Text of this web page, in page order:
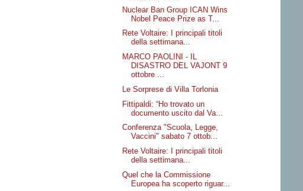
Nuclear Ban Group ICAN Wins
Nobel Peace Prize as T...
Rete Voltaire: I principali titoli
della settimana...
MARCO PAOLINI - IL
DISASTRO DEL VAJONT 9
ottobre ...
Le Sorprese di Villa Torlonia
Fittipaldi: “Ho trovato un
documento uscito dal Va...
Conferenza "Scuola, Legge,
Vaccini" sabato 7 ottob...
Rete Voltaire: I principali titoli
della settimana...
Quel che la Commissione
Europea ha scoperto riguar...